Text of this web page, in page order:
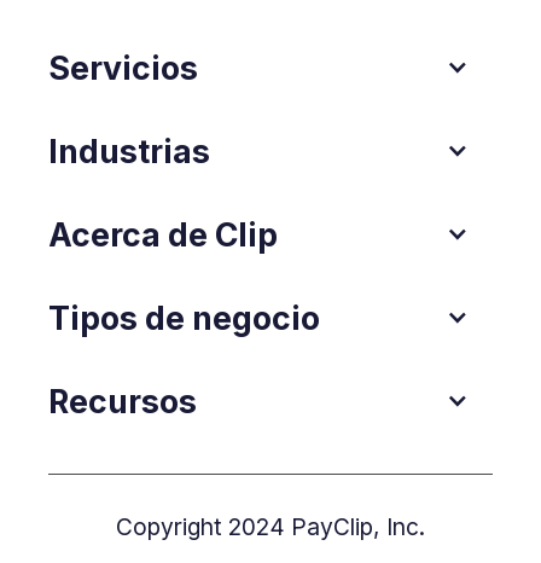
Servicios
Industrias
Acerca de Clip
Tipos de negocio
Recursos
Copyright 2024 PayClip, Inc.